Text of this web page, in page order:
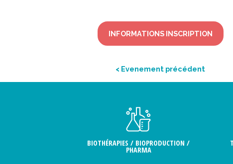
INFORMATIONS INSCRIPTION
< Evenement précédent
BIOTHÉRAPIES / BIOPRODUCTION /
PHARMA